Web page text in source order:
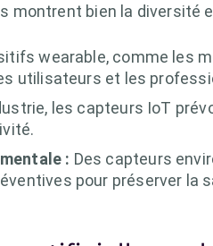
montrent bien la diversité
wearable, comme les
utilisateurs et les
les capteurs IoT
: Des capteurs
pour préserver la